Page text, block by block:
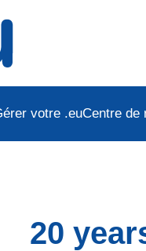
votre .euCentre de
20